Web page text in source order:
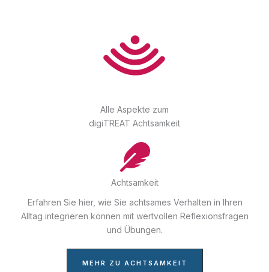
Alle Aspekte zum
digiTREAT Achtsamkeit
Achtsamkeit
Erfahren Sie hier, wie Sie achtsames Verhalten in Ihren
Alltag integrieren können mit wertvollen Reflexionsfragen
und Übungen.
MEHR ZU ACHTSAMKEIT